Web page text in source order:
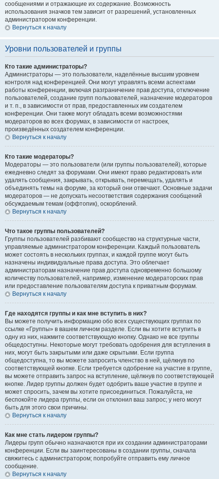
сообщениями и отражающие их содержание. Возможность
использования значков тем зависит от разрешений, установленных
администратором конференции.
Вернуться к началу
Уровни пользователей и группы
Кто такие администраторы?
Администраторы — это пользователи, наделённые высшим уровнем
контроля над конференцией. Они могут управлять всеми аспектами
работы конференции, включая разграничение прав доступа, отключение
пользователей, создание групп пользователей, назначение модераторов
и т. п., в зависимости от прав, предоставленных им создателем
конференции. Они также могут обладать всеми возможностями
модераторов во всех форумах, в зависимости от настроек,
произведённых создателем конференции.
Вернуться к началу
Кто такие модераторы?
Модераторы — это пользователи (или группы пользователей), которые
ежедневно следят за форумами. Они имеют право редактировать или
удалять сообщения, закрывать, открывать, перемещать, удалять и
объединять темы на форуме, за который они отвечают. Основные задачи
модераторов — не допускать несоответствия содержания сообщений
обсуждаемым темам (оффтопик), оскорблений.
Вернуться к началу
Что такое группы пользователей?
Группы пользователей разбивают сообщество на структурные части,
управляемые администратором конференции. Каждый пользователь
может состоять в нескольких группах, и каждой группе могут быть
назначены индивидуальные права доступа. Это облегчает
администраторам назначение прав доступа одновременно большому
количеству пользователей, например, изменение модераторских прав
или предоставление пользователям доступа к приватным форумам.
Вернуться к началу
Где находятся группы и как мне вступить в них?
Вы можете получить информацию обо всех существующих группах по
ссылке «Группы» в вашем личном разделе. Если вы хотите вступить в
одну из них, нажмите соответствующую кнопку. Однако не все группы
общедоступны. Некоторые могут требовать одобрения для вступления в
них, могут быть закрытыми или даже скрытыми. Если группа
общедоступна, то вы можете запросить членство в ней, щёлкнув по
соответствующей кнопке. Если требуется одобрение на участие в группе,
вы можете отправить запрос на вступление, щёлкнув по соответствующей
кнопке. Лидер группы должен будет одобрить ваше участие в группе и
может спросить, зачем вы хотите присоединиться. Пожалуйста, не
беспокойте лидера группы, если он отклонил ваш запрос; у него могут
быть для этого свои причины.
Вернуться к началу
Как мне стать лидером группы?
Лидеры групп обычно назначаются при их создании администраторами
конференции. Если вы заинтересованы в создании группы, сначала
свяжитесь с администратором; попробуйте отправить ему личное
сообщение.
Вернуться к началу